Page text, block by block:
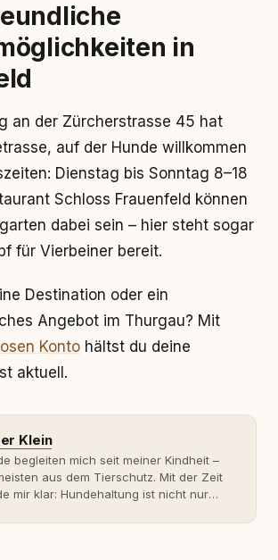
in
an der Zürcherstrasse 45 hat
auf der Hunde willkommen
Dienstag bis Sonntag 8–18
Schloss Frauenfeld können
dabei sein – hier steht sogar
für Vierbeiner bereit.
Destination oder ein
Angebot im Thurgau? Mit
Konto hältst du deine
aktuell.
Klein
begleiten mich seit meiner Kindheit –
aus dem Tierschutz. Mit der Zeit
mir klar: Hundehaltung ist nicht nur
Der Wendepunkt kam mit meinem